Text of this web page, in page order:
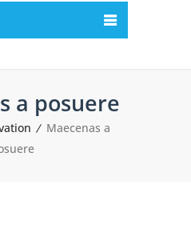
a posuere
Maecenas a